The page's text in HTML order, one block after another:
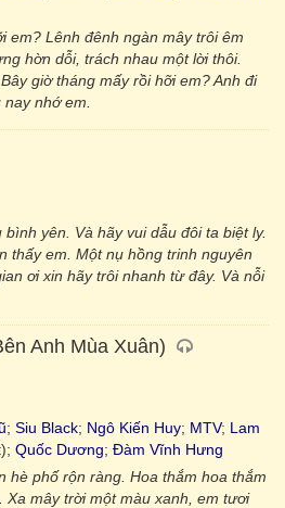
em? Lênh đênh ngàn mây trôi êm
hờn dỗi, trách nhau một lời thôi.
giờ tháng mấy rồi hỡi em? Anh đi
nhớ em.
yên. Và hãy vui dẫu đôi ta biệt ly.
thấy em. Một nụ hồng trinh nguyên
ơi xin hãy trôi nhanh từ đây. Và nỗi
Anh Mùa Xuân)
; Siu Black; Ngô Kiến Huy; MTV; Lam
Quốc Dương; Đàm Vĩnh Hưng
hè phố rộn ràng. Hoa thắm hoa thắm
Xa mây trời một màu xanh, em tươi